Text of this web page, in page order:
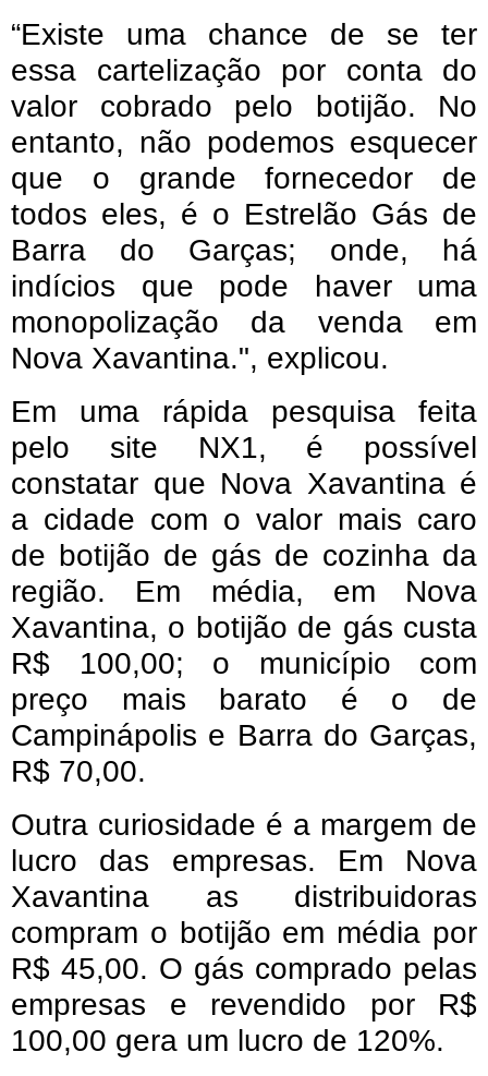
“Existe uma chance de se ter
essa cartelização por conta do
valor cobrado pelo botijão. No
entanto, não podemos esquecer
que o grande fornecedor de
todos eles, é o Estrelão Gás de
Barra do Garças; onde, há
indícios que pode haver uma
monopolização da venda em
Nova Xavantina.", explicou.
Em uma rápida pesquisa feita
pelo site NX1, é possível
constatar que Nova Xavantina é
a cidade com o valor mais caro
de botijão de gás de cozinha da
região. Em média, em Nova
Xavantina, o botijão de gás custa
R$ 100,00; o município com
preço mais barato é o de
Campinápolis e Barra do Garças,
R$ 70,00.
Outra curiosidade é a margem de
lucro das empresas. Em Nova
Xavantina as distribuidoras
compram o botijão em média por
R$ 45,00. O gás comprado pelas
empresas e revendido por R$
100,00 gera um lucro de 120%.